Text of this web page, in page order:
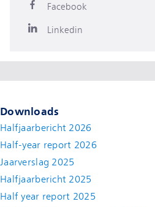
Facebook
Linkedin
Downloads
Halfjaarbericht 2026
Half-year report 2026
Jaarverslag 2025
Halfjaarbericht 2025
Half year report 2025